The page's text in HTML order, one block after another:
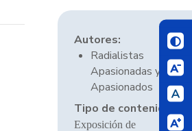
Autores:
Radialistas
Apasionadas y
Apasionados
Tipo de contenido:
Exposición de